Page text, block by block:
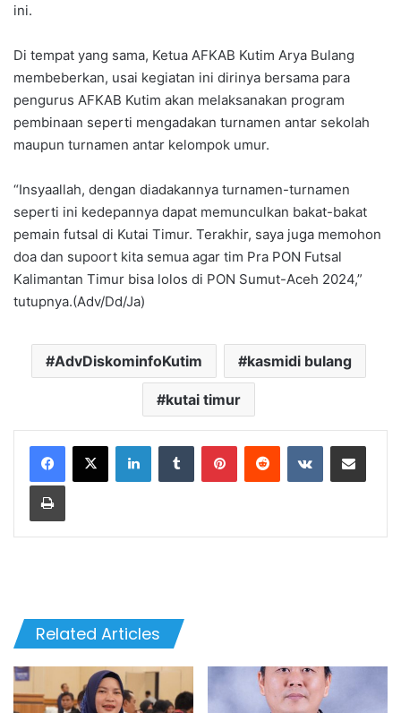
ini.
Di tempat yang sama, Ketua AFKAB Kutim Arya Bulang
membeberkan, usai kegiatan ini dirinya bersama para
pengurus AFKAB Kutim akan melaksanakan program
pembinaan seperti mengadakan turnamen antar sekolah
maupun turnamen antar kelompok umur.
“Insyaallah, dengan diadakannya turnamen-turnamen
seperti ini kedepannya dapat memunculkan bakat-bakat
pemain futsal di Kutai Timur. Terakhir, saya juga memohon
doa dan supoort kita semua agar tim Pra PON Futsal
Kalimantan Timur bisa lolos di PON Sumut-Aceh 2024,”
tutupnya.(Adv/Dd/Ja)
AdvDiskominfoKutim kasmidi bulang
kutai timur
LinkedInTumblr PinterestReddit VKontakteShare via Email
Print
Related Articles